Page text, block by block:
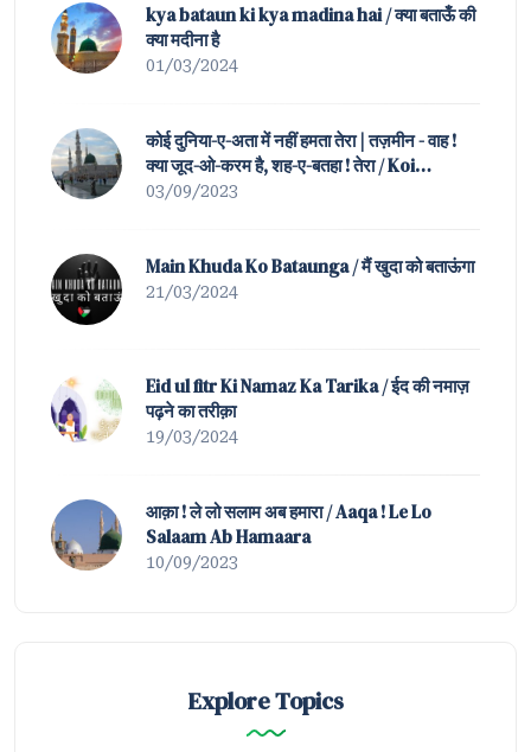
kya bataun ki kya madina hai / क्या बताऊँ की
क्या मदीना है
01/03/2024
कोई दुनिया-ए-अता में नहीं हमता तेरा | तज़मीन - वाह !
क्या जूद-ओ-करम है, शह-ए-बतहा ! तेरा / Koi
Duniya-e-Ata Mein Nahin Hamta Tera |
03/09/2023
Main Khuda Ko Bataunga / मैं खुदा को बताऊंगा
21/03/2024
Eid ul fitr Ki Namaz Ka Tarika / ईद की नमाज़
पढ़ने का तरीक़ा
19/03/2024
आक़ा ! ले लो सलाम अब हमारा / Aaqa ! Le Lo
Salaam Ab Hamaara
10/09/2023
Explore Topics